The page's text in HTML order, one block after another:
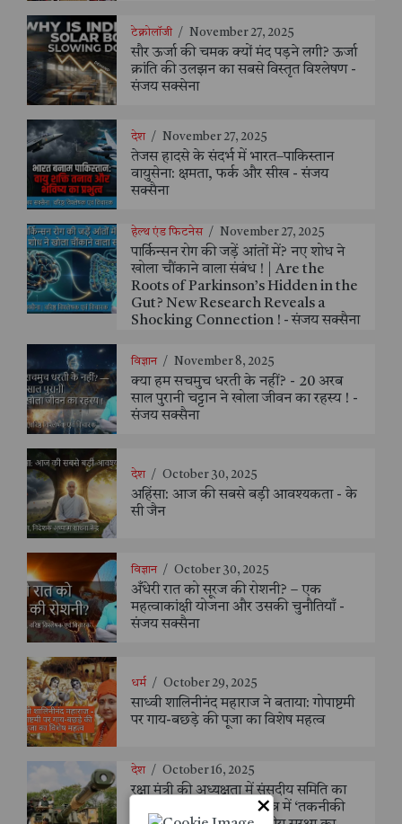
टेक्नोलॉजी / November 27, 2025
सौर ऊर्जा की चमक क्यों मंद पड़ने लगी? ऊर्जा
क्रांति की उलझन का सबसे विस्तृत विश्लेषण -
संजय सक्सेना
देश / November 27, 2025
तेजस हादसे के संदर्भ में भारत–पाकिस्तान
वायुसेना: क्षमता, फर्क और सीख - संजय
सक्सैना
हेल्थ एंड फिटनेस / November 27, 2025
पार्किन्सन रोग की जड़ें आंतों में? नए शोध ने
खोला चौंकाने वाला संबंध ! | Are the
Roots of Parkinson’s Hidden in the
Gut? New Research Reveals a
Shocking Connection ! - संजय सक्सैना
विज्ञान / November 8, 2025
क्या हम सचमुच धरती के नहीं? - 20 अरब
साल पुरानी चट्टान ने खोला जीवन का रहस्य ! -
संजय सक्सैना
देश / October 30, 2025
अहिंसा: आज की सबसे बड़ी आवश्यकता - के
सी जैन
विज्ञान / October 30, 2025
अँधेरी रात को सूरज की रोशनी? – एक
महत्वाकांक्षी योजना और उसकी चुनौतियाँ -
संजय सक्सैना
धर्म / October 29, 2025
साध्वी शालिनीनंद महाराज ने बताया: गोपाष्टमी
पर गाय-बछड़े की पूजा का विशेष महत्व
देश / October 16, 2025
रक्षा मंत्री की अध्यक्षता में संसदीय समिति का
एआरडीई, पुणे दौरा | रक्षा क्षेत्र में ‘तकनीकी
×